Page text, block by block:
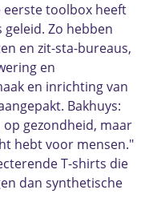
eerste toolbox heeft
Zo hebben
en zit-sta-bureaus,
en
en inrichting van
Bakhuys:
gezondheid, maar
hebt voor mensen."
T-shirts die
dan synthetische